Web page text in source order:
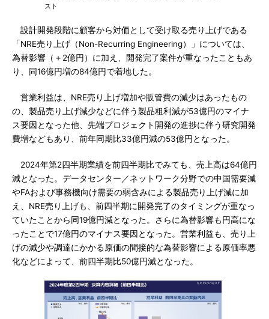
スト
設計開発段階に顧客から対価として受け取る売り上げである
「NRE売り上げ（Non-Recurring Engineering）」については、
為替影響（＋2億円）に加え、開発完了案件が重なったこともあ
り、同16億円増の84億円で着地した。
営業利益は、NRE売り上げ増加や販管費の減少はあったもの
の、製品売り上げ減少などに伴う製品粗利減が53億円のマイナ
ス要因となった他、先端プロジェクト開発の進捗に伴う研究開発
費増などもあり、前年同期比33億円減の53億円となった。
2024年第2四半期業績を前四半期比でみても、売上高は64億円
減となった。データセンター／ネットワーク分野での中国需要減
やFAおよび事務機向け需要の弱含みによる製品売り上げ減に加
え、NRE売り上げも、前四半期に開発完了のタイミングが重なっ
ていたことから同19億円減となった。さらに為替影響も円高にな
ったことで17億円のマイナス要因となった。営業利益も、売り上
げの減少や調達にかかる原価の間接的な為替影響による原価率悪
化などによって、前四半期比50億円減となった。